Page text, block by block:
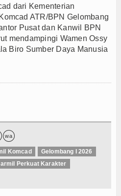
dari Kementerian
ATR/BPN Gelombang
Pusat dan Kanwil BPN
mendampingi Wamen Ossy
Biro Sumber Daya Manusia
wa
Komcad
Gelombang I 2026
Perkuat Karakter